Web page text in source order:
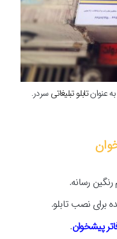
عنوانتابلو تبلیغاتی سردر.
رسانه.
برای نصب تابلو.
پیشخوان.